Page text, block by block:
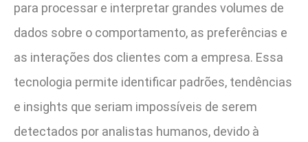
para processar e interpretar grandes volumes de
dados sobre o comportamento, as preferências e
as interações dos clientes com a empresa. Essa
tecnologia permite identificar padrões, tendências
e insights que seriam impossíveis de serem
detectados por analistas humanos, devido à